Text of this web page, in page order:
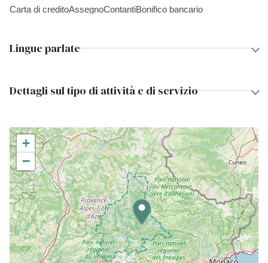
Carta di creditoAssegnoContantiBonifico bancario
Lingue parlate
Dettagli sul tipo di attività e di servizio
+
−